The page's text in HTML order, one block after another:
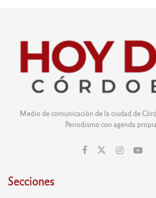
Medio de comunicación de la ciudad de
Periodismo con agenda propia.
Secciones